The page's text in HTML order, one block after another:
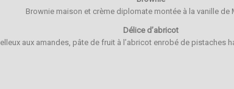
Brownie maison et crème diplomate montée à la vanille de
Délice d’abricot
aux amandes, pâte de fruit à l’abricot enrobé de pistaches